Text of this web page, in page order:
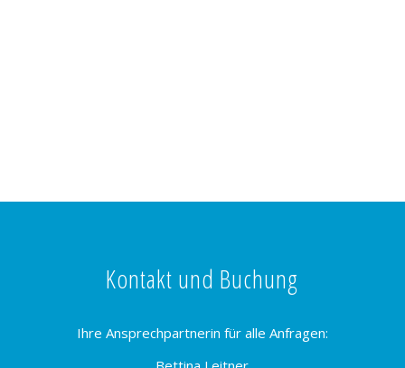
Kontakt und Buchung
Ihre Ansprechpartnerin für alle Anfragen: